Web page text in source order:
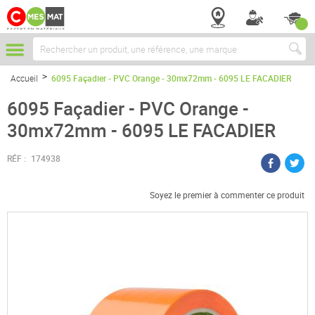
Chercher
Accueil 6095 Façadier - PVC Orange - 30mx72mm - 6095 LE FACADIER
6095 Façadier - PVC Orange -
30mx72mm - 6095 LE FACADIER
RÉF : 174938
Soyez le premier à commenter ce produit
Passer